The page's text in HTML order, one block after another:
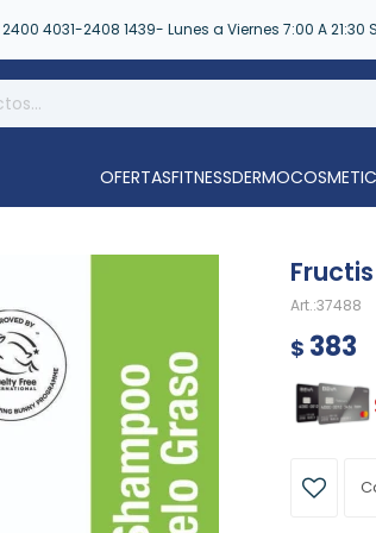
2400 4031-2408 1439- Lunes a Viernes 7:00 A
OFERTASFITNESS
37488
$ 383